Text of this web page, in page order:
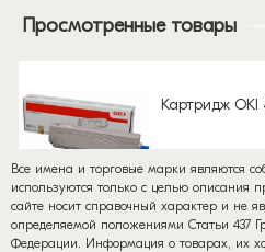
Просмотренные товары
Картридж OKI
Все имена и торговые марки являются
используются только с целью
сайте носит справочный характер и не
определяемой положениями Статьи 437
Федерации. Информация о товарах, их